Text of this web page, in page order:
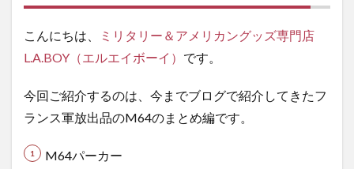
め
超希
少な
ンテ
品
シリ
こんにちは、
ミリタリー＆アメリカングッズ専門店
L.A.BOY（エルエイボーイ） です。
今回ご紹介するのは、今までブログで紹介してきたフ
ランス軍放出品のM64のまとめ編です。
M64パーカー